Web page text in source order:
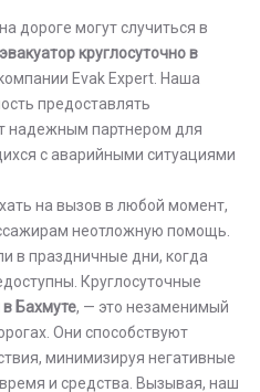
дороге могут случиться в
эвакуатор круглосуточно в
Evak Expert. Наша
предоставлять
надежным партнером для
с аварийными ситуациями
на вызов в любой момент,
неотложную помощь.
в праздничные дни, когда
Круглосуточные
Бахмуте, — это незаменимый
Они способствуют
минимизируя негативные
и средства. Вызывая, наш